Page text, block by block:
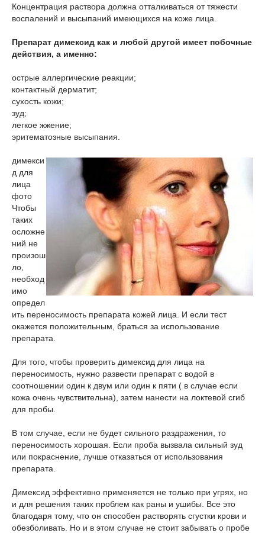
Концентрация раствора должна отталкиваться от тяжести
воспалений и высыпаний имеющихся на коже лица.
Препарат димексид как и любой другой имеет побочные
действия, а именно:
острые аллергические реакции;
контактный дерматит;
сухость кожи;
зуд;
легкое жжение;
эритематозные высыпания.
димекси
д для
лица
фото
Чтобы
таких
осложне
ний не
произош
ло,
необход
имо
определ
ить переносимость препарата кожей лица. И если тест
окажется положительным, браться за использование
препарата.
Для того, чтобы проверить димексид для лица на
переносимость, нужно развести препарат с водой в
соотношении один к двум или один к пяти ( в случае если
кожа очень чувствительна), затем нанести на локтевой сгиб
для пробы.
В том случае, если не будет сильного раздражения, то
переносимость хорошая. Если проба вызвала сильный зуд
или покраснение, лучше отказаться от использования
препарата.
Димексид эффективно применяется не только при угрях, но
и для решения таких проблем как раны и ушибы. Все это
благодаря тому, что он способен растворять сгустки крови и
обезболивать. Но и в этом случае не стоит забывать о пробе